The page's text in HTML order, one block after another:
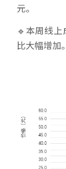
元。
🔹本周线
比大幅增加。